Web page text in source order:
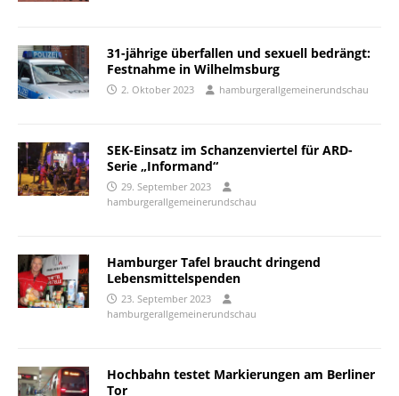
31-jährige überfallen und sexuell bedrängt:
Festnahme in Wilhelmsburg
2. Oktober 2023 hamburgerallgemeinerundschau
SEK-Einsatz im Schanzenviertel für ARD-
Serie „Informand“
29. September 2023
hamburgerallgemeinerundschau
Hamburger Tafel braucht dringend
Lebensmittelspenden
23. September 2023
hamburgerallgemeinerundschau
Hochbahn testet Markierungen am Berliner
Tor